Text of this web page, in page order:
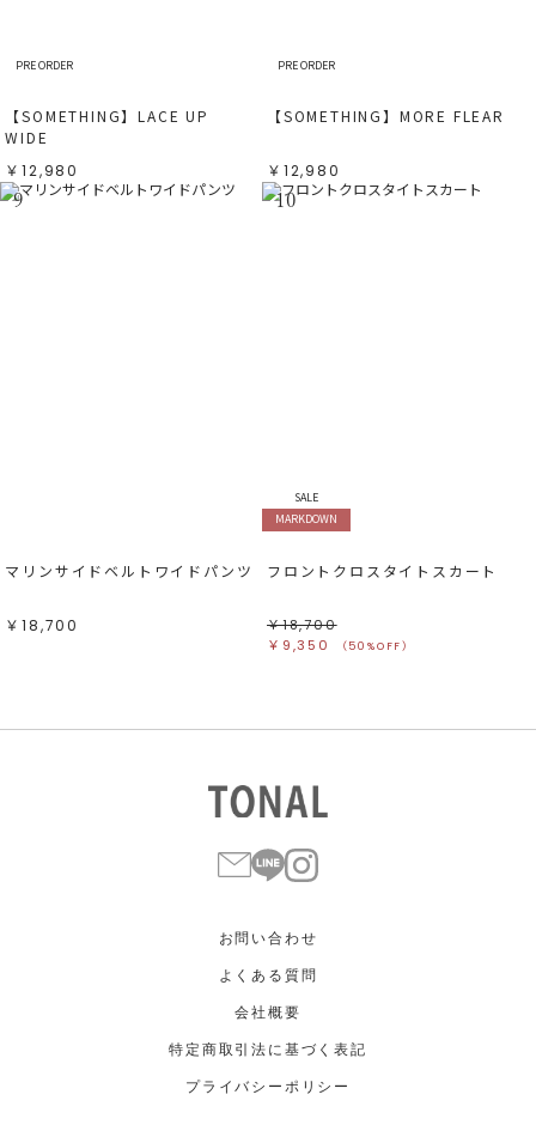
PRE ORDER
【SOMETHING】LACE UP
WIDE
￥12,980
PRE ORDER
【SOMETHING】MORE FLEAR
￥12,980
9
マリンサイドベルトワイドパンツ
￥18,700
10
SALE
MARKDOWN
フロントクロスタイトスカート
￥18,700
￥9,350
（50%OFF）
お問い合わせ
よくある質問
会社概要
特定商取引法に基づく表記
プライバシーポリシー